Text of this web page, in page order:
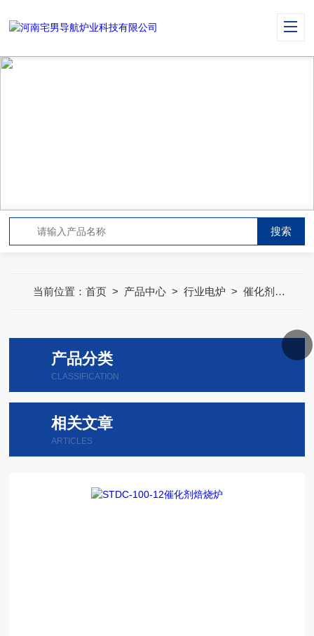
当前位置：首页 > 产品中心 >行业电炉 >催化剂焙烧炉
产品分类
CLASSIFICATION
相关文章
ARTICLES